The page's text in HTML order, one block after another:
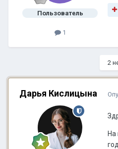
Пользователь
1
2
Дарья Кислицына
На